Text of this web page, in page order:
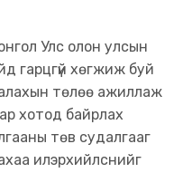
Улс олон улсын
гарцгүй хөгжиж буй
төлөө ажиллаж
хотод байрлах
төв судалгааг
илэрхийлснийг